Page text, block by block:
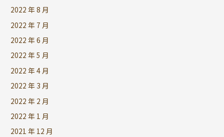
2022 年 8 月
2022 年 7 月
2022 年 6 月
2022 年 5 月
2022 年 4 月
2022 年 3 月
2022 年 2 月
2022 年 1 月
2021 年 12 月